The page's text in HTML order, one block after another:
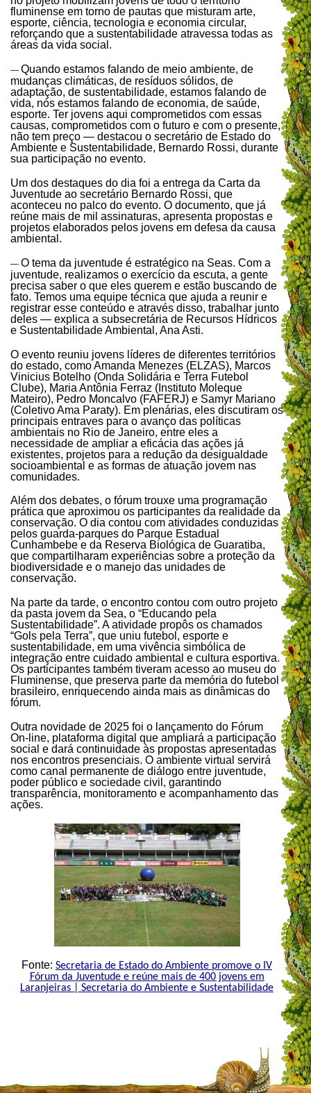
fluminense em torno de pautas que misturam arte,
esporte, ciência, tecnologia e economia circular,
reforçando que a sustentabilidade atravessa todas as
áreas da vida social.
— Quando estamos falando de meio ambiente, de
mudanças climáticas, de resíduos sólidos, de
adaptação, de sustentabilidade, estamos falando de
vida, nós estamos falando de economia, de saúde,
esporte. Ter jovens aqui comprometidos com essas
causas, comprometidos com o futuro e com o presente,
não tem preço — destacou o secretário de Estado do
Ambiente e Sustentabilidade, Bernardo Rossi, durante
sua participação no evento.
Um dos destaques do dia foi a entrega da Carta da
Juventude ao secretário Bernardo Rossi, que
aconteceu no palco do evento. O documento, que já
reúne mais de mil assinaturas, apresenta propostas e
projetos elaborados pelos jovens em defesa da causa
ambiental.
— O tema da juventude é estratégico na Seas. Com a
juventude, realizamos o exercício da escuta, a gente
precisa saber o que eles querem e estão buscando de
fato. Temos uma equipe técnica que ajuda a reunir e
registrar esse conteúdo e através disso, trabalhar junto
deles — explica a subsecretária de Recursos Hídricos
e Sustentabilidade Ambiental, Ana Asti.
O evento reuniu jovens líderes de diferentes territórios
do estado, como Amanda Menezes (ELZAS), Marcos
Vinicius Botelho (Onda Solidária e Terra Futebol
Clube), Maria Antônia Ferraz (Instituto Moleque
Mateiro), Pedro Moncalvo (FAFERJ) e Samyr Mariano
(Coletivo Ama Paraty). Em plenárias, eles discutiram os
principais entraves para o avanço das políticas
ambientais no Rio de Janeiro, entre eles a
necessidade de ampliar a eficácia das ações já
existentes, projetos para a redução da desigualdade
socioambiental e as formas de atuação jovem nas
comunidades.
Além dos debates, o fórum trouxe uma programação
prática que aproximou os participantes da realidade da
conservação. O dia contou com atividades conduzidas
pelos guarda-parques do Parque Estadual
Cunhambebe e da Reserva Biológica de Guaratiba,
que compartilharam experiências sobre a proteção da
biodiversidade e o manejo das unidades de
conservação.
Na parte da tarde, o encontro contou com outro projeto
da pasta jovem da Sea, o “Educando pela
Sustentabilidade”. A atividade propôs os chamados
“Gols pela Terra”, que uniu futebol, esporte e
sustentabilidade, em uma vivência simbólica de
integração entre cuidado ambiental e cultura esportiva.
Os participantes também tiveram acesso ao museu do
Fluminense, que preserva parte da memória do futebol
brasileiro, enriquecendo ainda mais as dinâmicas do
fórum.
Outra novidade de 2025 foi o lançamento do Fórum
On-line, plataforma digital que ampliará a participação
social e dará continuidade às propostas apresentadas
nos encontros presenciais. O ambiente virtual servirá
como canal permanente de diálogo entre juventude,
poder público e sociedade civil, garantindo
transparência, monitoramento e acompanhamento das
ações.
Fonte: Secretaria de Estado do Ambiente promove o IV
Fórum da Juventude e reúne mais de 400 jovens em
Laranjeiras | Secretaria do Ambiente e Sustentabilidade